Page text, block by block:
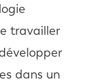
travailler
dans un